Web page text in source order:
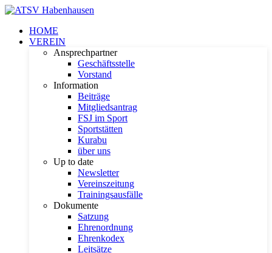
HOME
VEREIN
Ansprechpartner
Geschäftsstelle
Vorstand
Information
Beiträge
Mitgliedsantrag
FSJ im Sport
Sportstätten
Kurabu
über uns
Up to date
Newsletter
Vereinszeitung
Trainingsausfälle
Dokumente
Satzung
Ehrenordnung
Ehrenkodex
Leitsätze